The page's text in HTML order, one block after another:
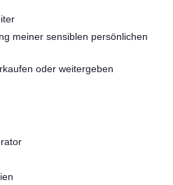
meiner sensiblen persönlichen
oder weitergeben